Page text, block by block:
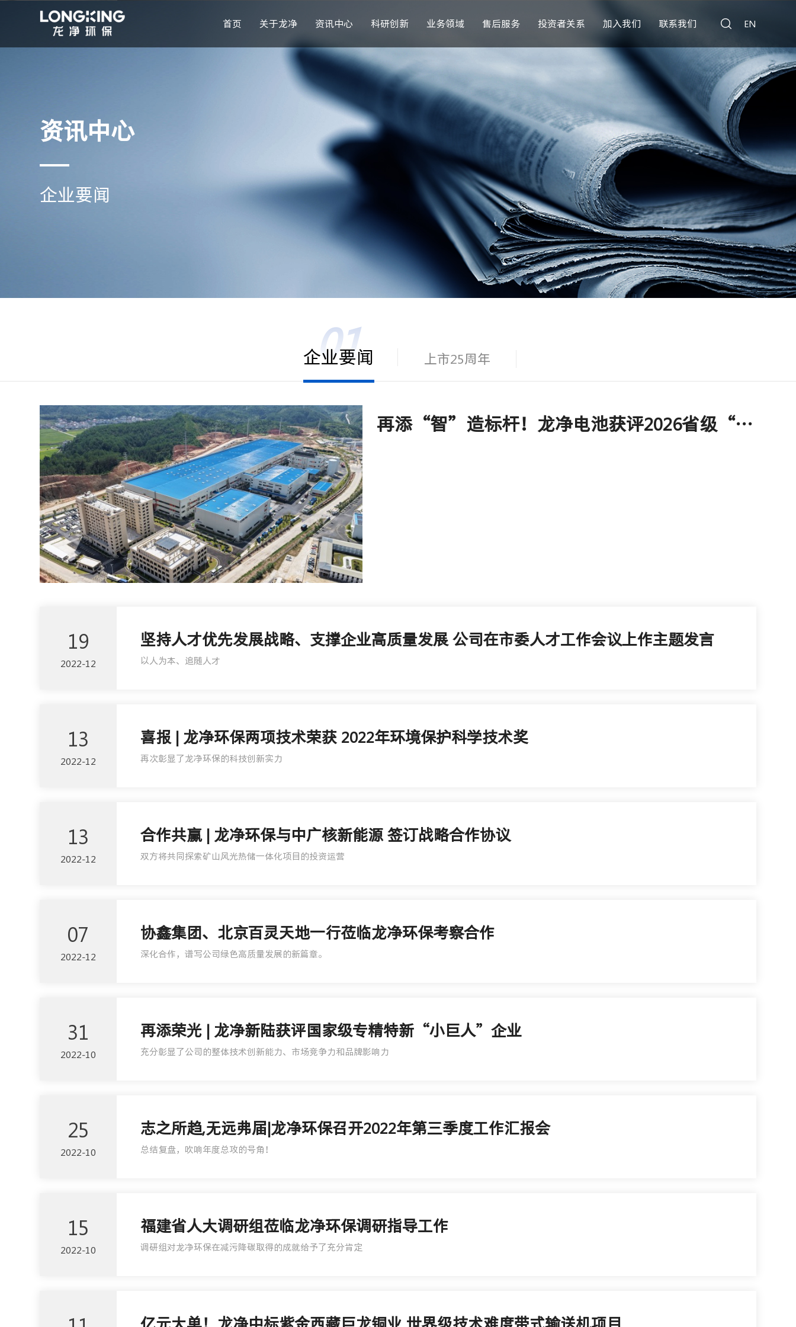
EN
首页 关于龙净 资讯中心 科研创新 业务领域 售后服务 投资者关系 加入我们 联系我们
资讯中心
企业要闻
企业要闻 上市25周年
再添“智”造标杆！龙净电池获评2026省级“先进级智能工厂”
19
2022-12
坚持人才优先发展战略、支撑企业高质量发展 公司在市委人才工作会议上作主题发言
以人为本、追随人才
13
2022-12
喜报 | 龙净环保两项技术荣获 2022年环境保护科学技术奖
再次彰显了龙净环保的科技创新实力
13
2022-12
合作共赢 | 龙净环保与中广核新能源 签订战略合作协议
双方将共同探索矿山风光热储一体化项目的投资运营
07
2022-12
协鑫集团、北京百灵天地一行莅临龙净环保考察合作
深化合作，谱写公司绿色高质量发展的新篇章。
31
2022-10
再添荣光 | 龙净新陆获评国家级专精特新“小巨人”企业
充分彰显了公司的整体技术创新能力、市场竞争力和品牌影响力
25
2022-10
志之所趋,无远弗届|龙净环保召开2022年第三季度工作汇报会
总结复盘，吹响年度总攻的号角！
15
2022-10
福建省人大调研组莅临龙净环保调研指导工作
调研组对龙净环保在减污降碳取得的成就给予了充分肯定
亿元大单！龙净中标紫金西藏巨龙铜业 世界级技术难度带式输送机项目